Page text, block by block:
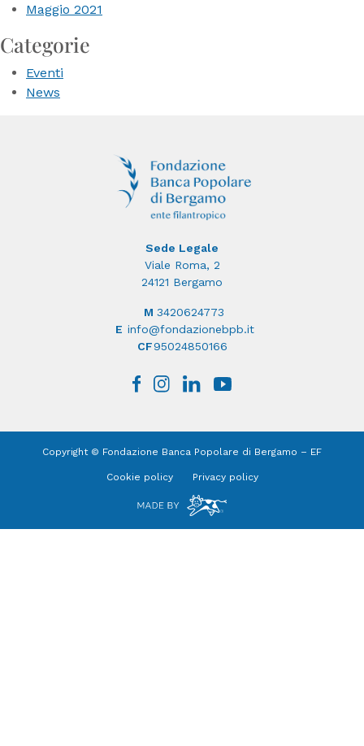
Maggio 2021
Categorie
Eventi
News
Sede Legale
Viale Roma, 2
24121 Bergamo
M 3420624773
E info@fondazionebpb.it
CF95024850166
Copyright © Fondazione Banca Popolare di Bergamo – EF
Cookie policy Privacy policy